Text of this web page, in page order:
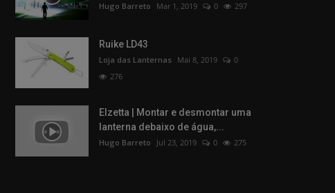
Hugo Barreto Mar 1, 2019 0 297
Ruike LD43
Loja das Lanternas Mai 8, 2019
0
276
Elzetta | Montar e desmontar uma
lanterna debaixo de água,...
Hugo Barreto Jul 23, 2019 0 275